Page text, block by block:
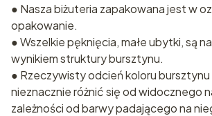
● Nasza biżuteria zapakowana jest w
opakowanie.
● Wszelkie pęknięcia, małe ubytki, są
wynikiem struktury bursztynu.
● Rzeczywisty odcień koloru bursztynu
nieznacznie różnić się od widocznego
zależności od barwy padającego na